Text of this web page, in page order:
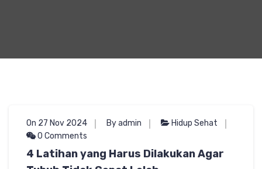
On 27 Nov 2024 By admin
Hidup Sehat
0 Comments
4 Latihan yang Harus Dilakukan Agar